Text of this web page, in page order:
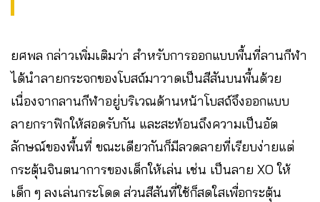
ยศพล กล่าวเพิ่มเติมว่า สำหรับการออกแบบพื้นที่ลานกีฬา
ได้นำลายกระจกของโบสถ์มาวาดเป็นสีสันบนพื้นด้วย
เนื่องจากลานกีฬาอยู่บริเวณด้านหน้าโบสถ์จึงออกแบบ
ลายกราฟิกให้สอดรับกัน และสะท้อนถึงความเป็นอัต
ลักษณ์ของพื้นที่ ขณะเดียวกันก็มีลวดลายที่เรียบง่ายแต่
กระตุ้นจินตนาการของเด็กให้เล่น เช่น เป็นลาย XO ให้
เด็ก ๆ ลงเล่นกระโดด ส่วนสีสันที่ใช้ก็สดใสเพื่อกระตุ้น